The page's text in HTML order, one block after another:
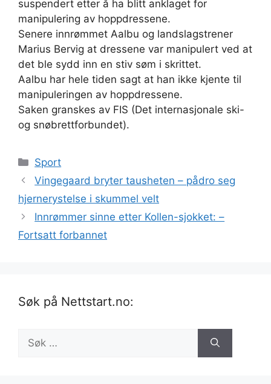
suspendert etter å ha blitt anklaget for
manipulering av hoppdressene.
Senere innrømmet Aalbu og landslagstrener
Marius Bervig at dressene var manipulert ved at
det ble sydd inn en stiv søm i skrittet.
Aalbu har hele tiden sagt at han ikke kjente til
manipuleringen av hoppdressene.
Saken granskes av FIS (Det internasjonale ski-
og snøbrettforbundet).
Kategorier
Sport
Vingegaard bryter tausheten – pådro seg
hjernerystelse i skummel velt
Innrømmer sinne etter Kollen-sjokket: –
Fortsatt forbannet
Søk på Nettstart.no:
etter: